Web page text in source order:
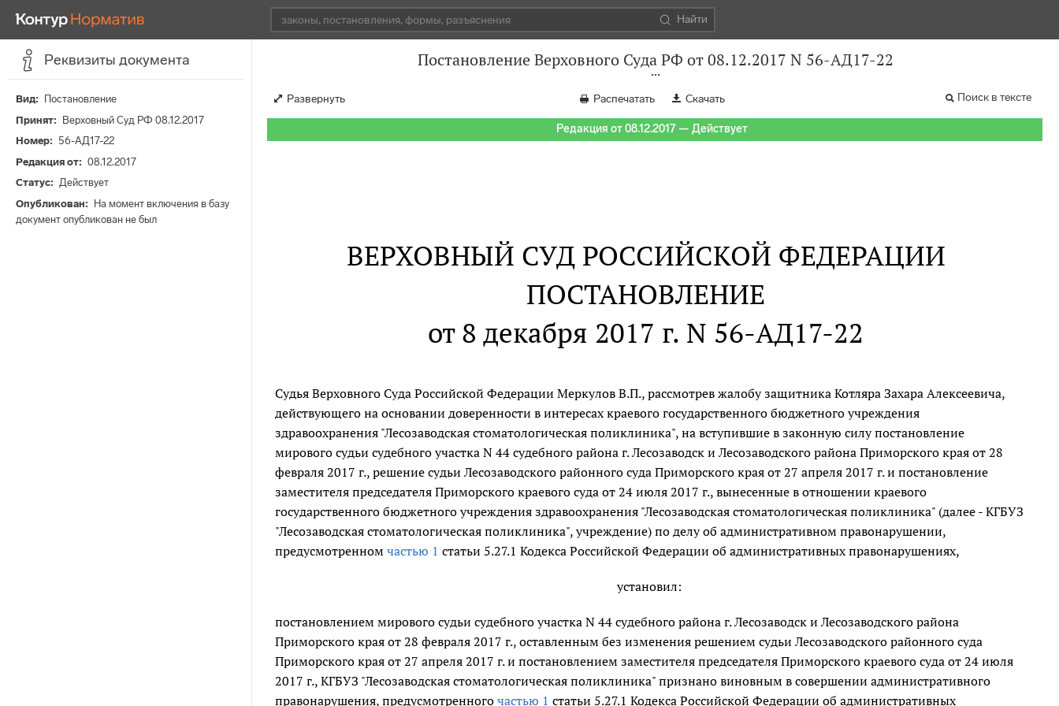
Найти
Реквизиты документа
Вид
Постановление
Принят
Верховный Суд РФ 08.12.2017
Номер
56-АД17-22
Редакция от
08.12.2017
Статус
Действует
Опубликован
На момент включения в базу
документ опубликован не был
Постановление Верховного Суда РФ от 08.12.2017 N 56-АД17-22
Развернуть Распечатать Скачать Поиск в тексте
Редакция от 08.12.2017 — Действует
ВЕРХОВНЫЙ СУД РОССИЙСКОЙ ФЕДЕРАЦИИ
ПОСТАНОВЛЕНИЕ
от 8 декабря 2017 г. N 56-АД17-22
Судья Верховного Суда Российской Федерации Меркулов В.П., рассмотрев жалобу защитника Котляра Захара Алексеевича,
действующего на основании доверенности в интересах краевого государственного бюджетного учреждения
здравоохранения "Лесозаводская стоматологическая поликлиника", на вступившие в законную силу постановление
мирового судьи судебного участка N 44 судебного района г. Лесозаводск и Лесозаводского района Приморского края от 28
февраля 2017 г., решение судьи Лесозаводского районного суда Приморского края от 27 апреля 2017 г. и постановление
заместителя председателя Приморского краевого суда от 24 июля 2017 г., вынесенные в отношении краевого
государственного бюджетного учреждения здравоохранения "Лесозаводская стоматологическая поликлиника" (далее - КГБУЗ
"Лесозаводская стоматологическая поликлиника", учреждение) по делу об административном правонарушении,
предусмотренном частью 1 статьи 5.27.1 Кодекса Российской Федерации об административных правонарушениях,
установил:
постановлением мирового судьи судебного участка N 44 судебного района г. Лесозаводск и Лесозаводского района
Приморского края от 28 февраля 2017 г., оставленным без изменения решением судьи Лесозаводского районного суда
Приморского края от 27 апреля 2017 г. и постановлением заместителя председателя Приморского краевого суда от 24 июля
2017 г., КГБУЗ "Лесозаводская стоматологическая поликлиника" признано виновным в совершении административного
правонарушения, предусмотренного частью 1 статьи 5.27.1 Кодекса Российской Федерации об административных